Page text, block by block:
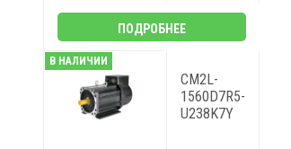
ПОДРОБНЕЕ
В НАЛИЧИИ
CM2L-
1560D7R5-
U238K7Y